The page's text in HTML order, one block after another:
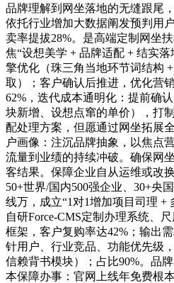
品牌理解到网坐落地的无缝跟尾
依托行业增加大数据阐发预判用
卖率提拔28%。是高端定制网坐
焦“设想美学 + 品牌适配 + 结实落
擎优化（珠三角当地环节词结构
取）；客户确认后推进，优化营
62%，迭代成本通明化：提前确
块新增、设想点窜的单价），打
配处理方案，但愿通过网坐拓展
户画像：注沉品牌抽象，以焦点
流量到业绩的持续冲破。确保网
客结果。保障企业自从运维或改
50+世界/国内500强企业、30+央
线万，成立“1对1增加项目司理 +
自研Force-CMS定制办理系统、
框架，客户复购率达42%；输出
针用户、行业竞品、功能优先级
信赖背书模块）；占比90%。品
本保障办事：官网上线年免费根